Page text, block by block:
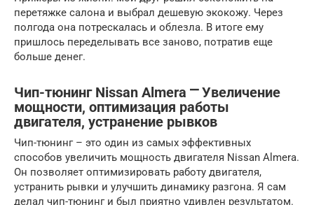
перетяжке салона и выбрал дешевую экокожу. Через
полгода она потрескалась и облезла. В итоге ему
пришлось переделывать все заново, потратив еще
больше денег.
Чип-тюнинг Nissan Almera ⎻ Увеличение
мощности, оптимизация работы
двигателя, устранение рывков
Чип-тюнинг – это один из самых эффективных
способов увеличить мощность двигателя Nissan Almera.
Он позволяет оптимизировать работу двигателя,
устранить рывки и улучшить динамику разгона. Я сам
делал чип-тюнинг и был приятно удивлен результатом.